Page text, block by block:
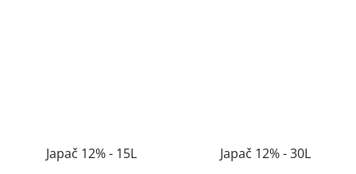
Japač 12% - 15L Japač 12% - 30L